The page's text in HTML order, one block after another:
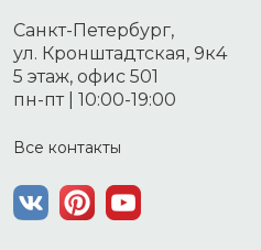
Санкт-Петербург,
ул. Кронштадтская, 9к4
5 этаж, офис 501
пн-пт | 10:00-19:00
Все контакты